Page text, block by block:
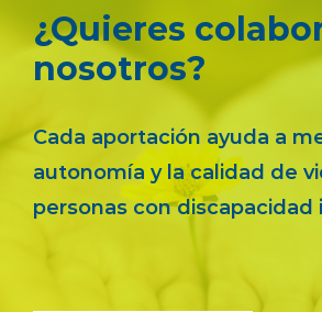
¿Quieres
nosotros?
Cada aportación ayuda a
autonomía y la calidad de
personas con